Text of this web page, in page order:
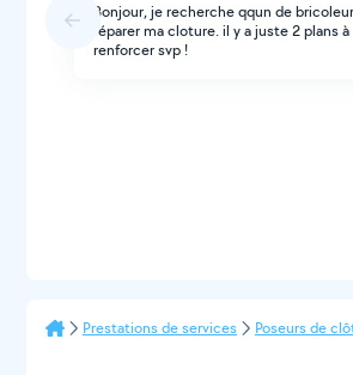
Bonjour, je recherche qqun de
réparer ma cloture. il y a juste 2 plans
renforcer svp !
Prestations de services Poseurs de